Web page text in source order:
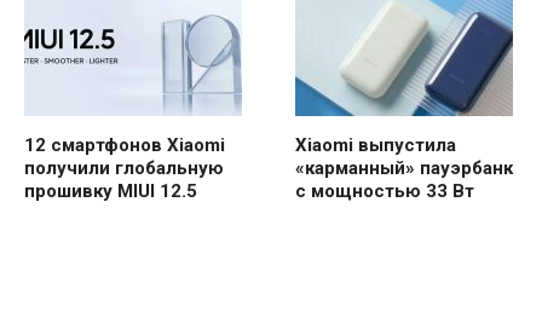
12 смартфонов Xiaomi
получили глобальную
прошивку MIUI 12.5
Xiaomi выпустила
«карманный» пауэрбанк
с мощностью 33 Вт